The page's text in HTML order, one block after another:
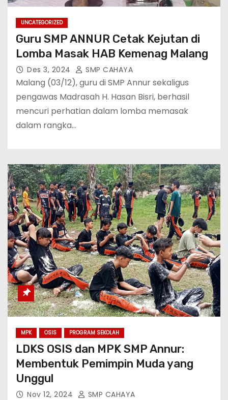
UNCATEGORIZED
Guru SMP ANNUR Cetak Kejutan di
Lomba Masak HAB Kemenag Malang
Des 3, 2024 SMP CAHAYA
Malang (03/12), guru di SMP Annur sekaligus
pengawas Madrasah H. Hasan Bisri, berhasil
mencuri perhatian dalam lomba memasak
dalam rangka…
MPK OSIS PROGRAM SEKOLAH
LDKS OSIS dan MPK SMP Annur:
Membentuk Pemimpin Muda yang
Unggul
Nov 12, 2024 SMP CAHAYA